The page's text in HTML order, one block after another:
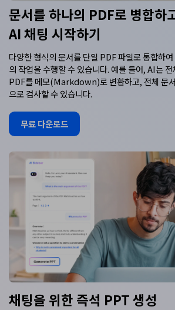
문서를 하나의 PDF로 병합하
AI 채팅 시작하기
다양한 형식의 문서를 단일 PDF 파일로 통합하
의 작업을 수행할 수 있습니다. 예를 들어, AI는
PDF를 메모(Markdown)로 변환하고, 전체 문
으로 검사할 수 있습니다.
무료 다운로드
채팅을 위한 즉석 PPT 생성